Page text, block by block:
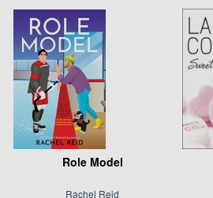
Role Model
Rachel Reid